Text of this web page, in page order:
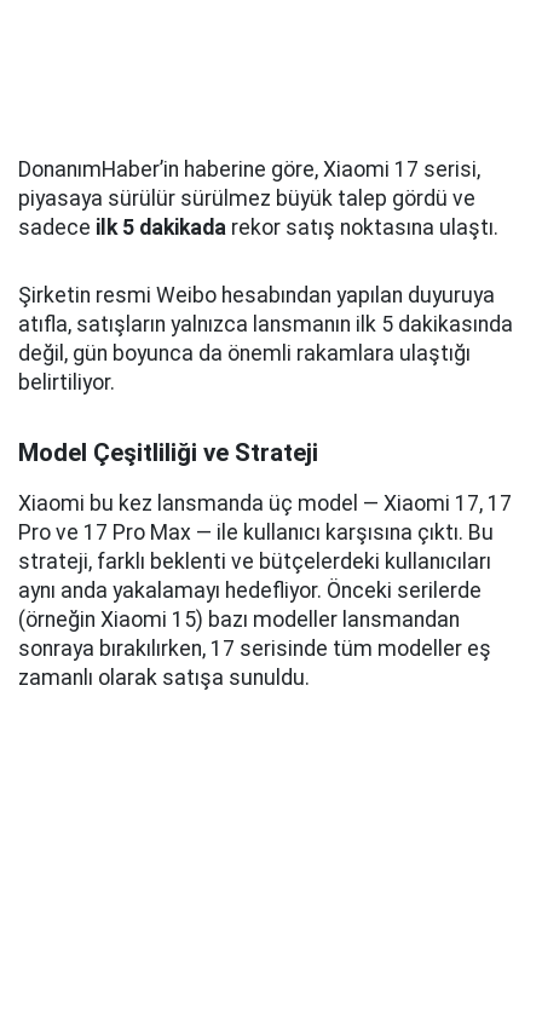
DonanımHaber’in haberine göre, Xiaomi 17 serisi,
piyasaya sürülür sürülmez büyük talep gördü ve
sadece ilk 5 dakikada rekor satış noktasına ulaştı.
Şirketin resmi Weibo hesabından yapılan duyuruya
atıfla, satışların yalnızca lansmanın ilk 5 dakikasında
değil, gün boyunca da önemli rakamlara ulaştığı
belirtiliyor.
Model Çeşitliliği ve Strateji
Xiaomi bu kez lansmanda üç model — Xiaomi 17, 17
Pro ve 17 Pro Max — ile kullanıcı karşısına çıktı. Bu
strateji, farklı beklenti ve bütçelerdeki kullanıcıları
aynı anda yakalamayı hedefliyor. Önceki serilerde
(örneğin Xiaomi 15) bazı modeller lansmandan
sonraya bırakılırken, 17 serisinde tüm modeller eş
zamanlı olarak satışa sunuldu.